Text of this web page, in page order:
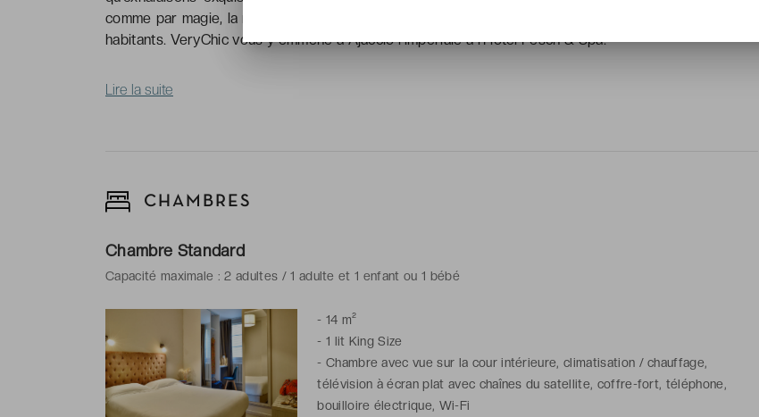
comme par magie, la mer et la montagne. La Corse, un art de vivre en elle-même, fait la fierté de ses
habitants. VeryChic vous y emmène à Ajaccio l’impériale à l’Hôtel Fesch & Spa.
Lire la suite
CHAMBRES
Chambre Standard
Capacité maximale : 2 adultes / 1 adulte et 1 enfant ou 1 bébé
- 14 m²
- 1 lit King Size
- Chambre avec vue sur la cour intérieure, climatisation / chauffage,
télévision à écran plat avec chaînes du satellite, coffre-fort, téléphone,
bouilloire électrique, Wi-Fi